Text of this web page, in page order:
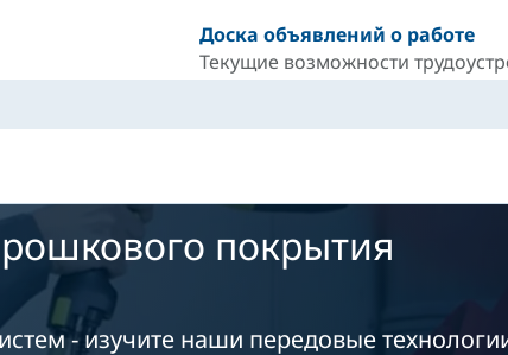
Доска объявлений о работе
Текущие возможности
покрытия
- изучите наши передовые